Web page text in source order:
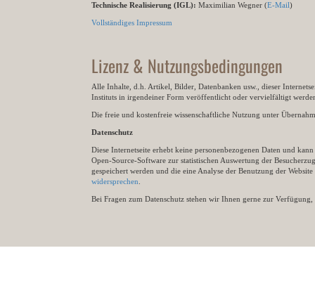
Technische Realisierung (IGL): Maximilian Wegner (E-Mail)
Vollständiges Impressum
Lizenz & Nutzungsbedingungen
Alle Inhalte, d.h. Artikel, Bilder, Datenbanken usw., dieser
Instituts in irgendeiner Form veröffentlicht oder vervielfältigt
Die freie und kostenfreie wissenschaftliche Nutzung unter
Datenschutz
Diese Internetseite erhebt keine personenbezogenen Daten und
Open-Source-Software zur statistischen Auswertung der
gespeichert werden und die eine Analyse der Benutzung der
widersprechen
Bei Fragen zum Datenschutz stehen wir Ihnen gerne zur